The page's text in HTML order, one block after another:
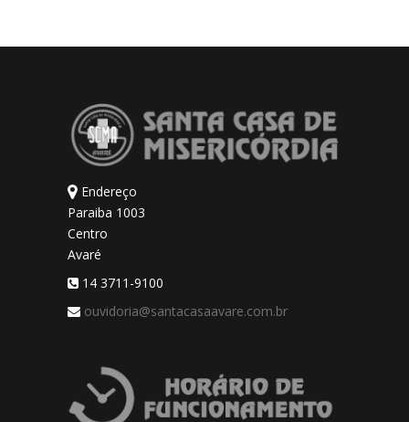
Endereço
Paraiba 1003
Centro
Avaré
14 3711-9100
ouvidoria@santacasaavare.com.br